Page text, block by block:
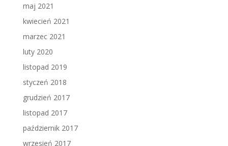
maj 2021
kwiecień 2021
marzec 2021
luty 2020
listopad 2019
styczeń 2018
grudzień 2017
listopad 2017
październik 2017
wrzesień 2017